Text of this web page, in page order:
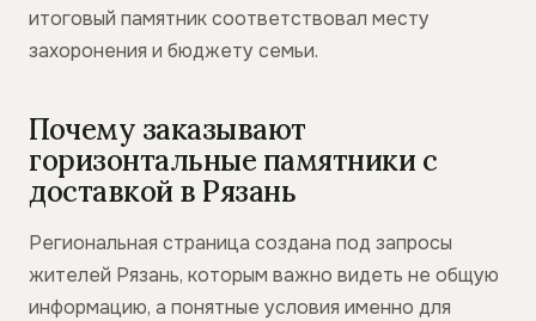
итоговый памятник соответствовал месту
захоронения и бюджету семьи.
Почему заказывают
горизонтальные памятники с
доставкой в Рязань
Региональная страница создана под запросы
жителей Рязань, которым важно видеть не общую
информацию, а понятные условия именно для